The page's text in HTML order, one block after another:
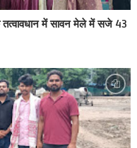
तत्वावधान में सावन मेले में सजे 43